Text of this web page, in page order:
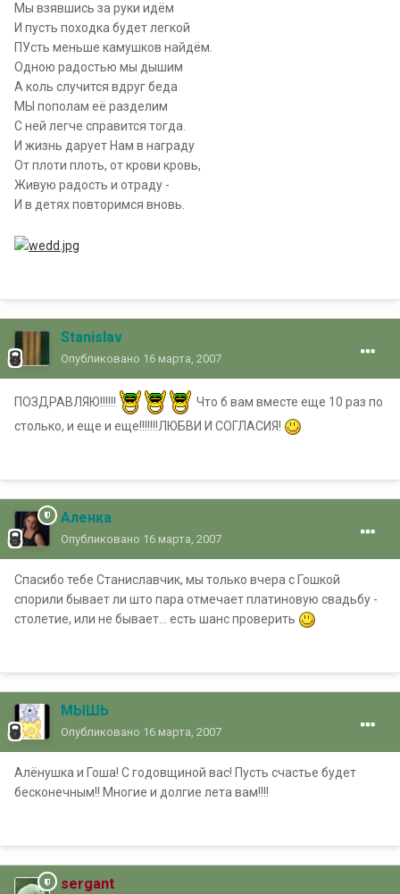
Мы взявшись за руки идём
И пусть походка будет легкой
ПУсть меньше камушков найдём.
Одною радостью мы дышим
А коль случится вдруг беда
МЫ пополам её разделим
С ней легче справится тогда.
И жизнь дарует Нам в награду
От плоти плоть, от крови кровь,
Живую радость и отраду -
И в детях повторимся вновь.
Stanislav
Опубликовано 16 марта, 2007
ПОЗДРАВЛЯЮ!!!!!!
Что б вам вместе еще 10 раз по
столько, и еще и еще!!!!!!!ЛЮБВИ И СОГЛАСИЯ!
Аленка
Опубликовано 16 марта, 2007
Спасибо тебе Станиславчик, мы только вчера с Гошкой
спорили бывает ли што пара отмечает платиновую свадьбу -
столетие, или не бывает... есть шанс проверить
МЫШЬ
Опубликовано 16 марта, 2007
Алёнушка и Гоша! С годовщиной вас! Пусть счастье будет
бесконечным!! Многие и долгие лета вам!!!!
sergant